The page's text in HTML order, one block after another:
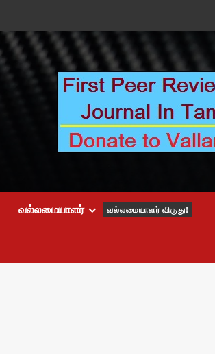
வல்லமையாளர் வல்லமையாளர் விருது!